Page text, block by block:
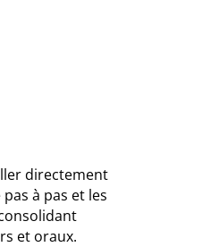
directement
à pas et les
et oraux.